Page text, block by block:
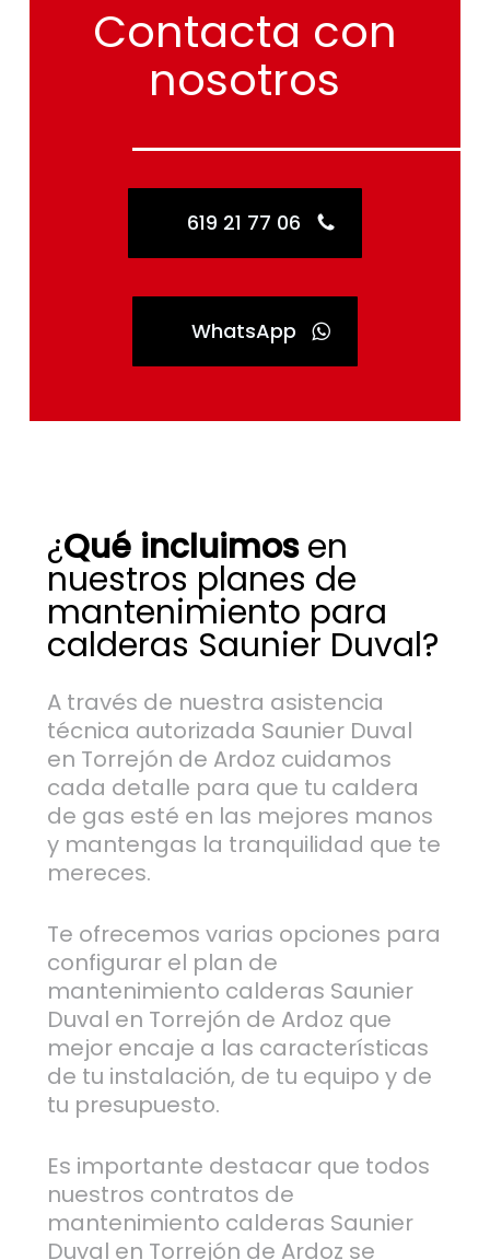
Contacta con
nosotros
619 21 77 06
WhatsApp
¿Qué incluimosen
nuestros planes de
mantenimiento para
calderas Saunier Duval?
A través de nuestra asistencia
técnica autorizada Saunier Duval
en Torrejón de Ardoz cuidamos
cada detalle para que tu caldera
de gas esté en las mejores manos
y mantengas la tranquilidad que te
mereces.
Te ofrecemos varias opciones para
configurar el plan de
mantenimiento calderas Saunier
Duval en Torrejón de Ardoz que
mejor encaje a las características
de tu instalación, de tu equipo y de
tu presupuesto.
Es importante destacar que todos
nuestros contratos de
mantenimiento calderas Saunier
Duval en Torrejón de Ardoz se